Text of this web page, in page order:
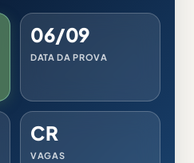
06/09
DATA DA PROVA
CR
VAGAS